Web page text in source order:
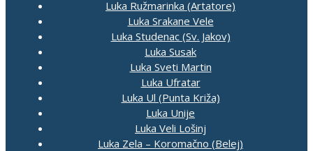
Luka Ružmarinka (Artatore)
Luka Srakane Vele
Luka Studenac (Sv. Jakov)
Luka Susak
Luka Sveti Martin
Luka Ufratar
Luka Ul (Punta Križa)
Luka Unije
Luka Veli Lošinj
Luka Zela – Koromačno (Belej)